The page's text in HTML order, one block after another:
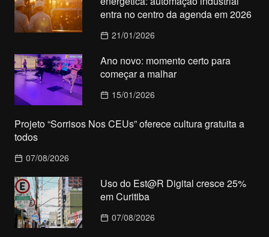
entra no centro da agenda em 2026
21/01/2026
Ano novo: momento certo para
começar a malhar
15/01/2026
Projeto “Sorrisos Nos CEUs” oferece cultura gratuita a
todos
07/08/2026
Uso do Est@R Digital cresce 25%
em Curitiba
07/08/2026